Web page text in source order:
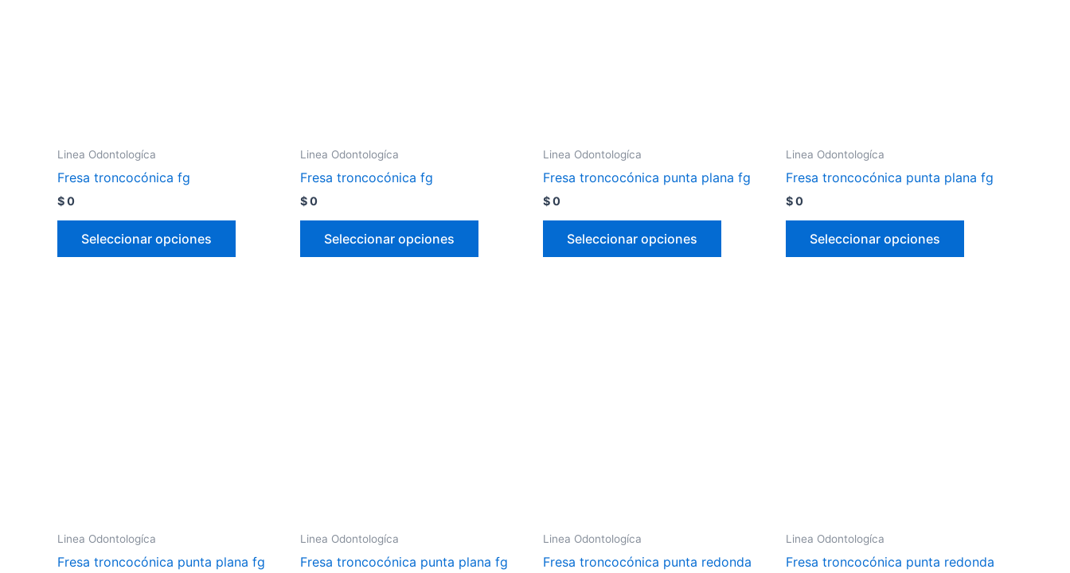
Linea Odontologíca
Fresa troncocónica fg
$0
Seleccionar opciones
Linea Odontologíca
Fresa troncocónica fg
$0
Seleccionar opciones
Linea Odontologíca
Fresa troncocónica punta plana fg
$0
Seleccionar opciones
Linea Odontologíca
Fresa troncocónica punta plana fg
$0
Seleccionar opciones
Linea Odontologíca
Fresa troncocónica punta plana fg
Linea Odontologíca
Fresa troncocónica punta plana fg
Linea Odontologíca
Fresa troncocónica punta redonda
Linea Odontologíca
Fresa troncocónica punta redonda